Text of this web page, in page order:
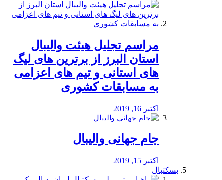
مراسم تجلیل هیئت والیبال
استان البرز از برترین های لیگ
های استانی و تیم های اعزامی
به مسابقات کشوری
اکتبر 16, 2019
جام جهانی والیبال
اکتبر 15, 2019
بسکتبال